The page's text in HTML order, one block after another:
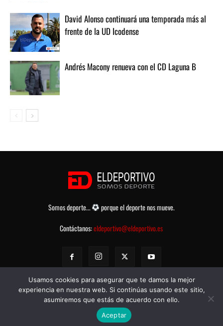
David Alonso continuará una temporada más al
frente de la UD Icodense
Andrés Macony renueva con el CD Laguna B
Somos deporte...
porque el deporte nos mueve.
Contáctanos:eldeportivo@eldeportivo.es
© eldeportivo.es 2008 - 2025 Todos los Derechos Reservados -
de Privacidad-Aviso legal
Usamos cookies para asegurar que te damos la mejor
experiencia en nuestra web. Si continúas usando este sitio,
asumiremos que estás de acuerdo con ello.
Aceptar